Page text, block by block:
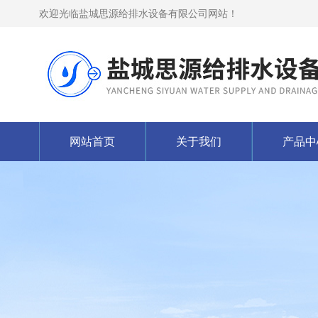
欢迎光临盐城思源给排水设备有限公司网站！
网站首页 关于我们 产品